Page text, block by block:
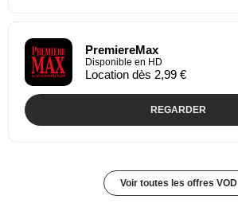
PremiereMax
Disponible en HD
Location dès 2,99 €
REGARDER
Voir toutes les offres VOD